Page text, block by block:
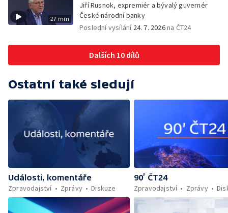
27 min
Jiří Rusnok, expremiér a bývalý guvernér
České národní banky
Poslední vysílání 24. 7. 2026na ČT24
Dalších 10 dílů
Ostatní také sledují
Události, komentáře
Zpravodajství
Zprávy Diskuze
90’ ČT24
Zpravodajství
Zprávy